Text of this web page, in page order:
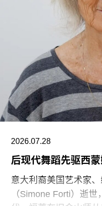
主展厅或储藏区。
“这种展示我们文化遗
上厕所或喝口水都得
的，”Prospect工会秘
Clancy）告诉《卫报
直反对的那些存在于
然也存在于一家国际
会感到震惊。”
V&A东馆典藏库的员
薪休息时间。工会成员
2026.07.28
后现代舞蹈先驱西
意大利裔美国艺术家
（Simone Forti）逝